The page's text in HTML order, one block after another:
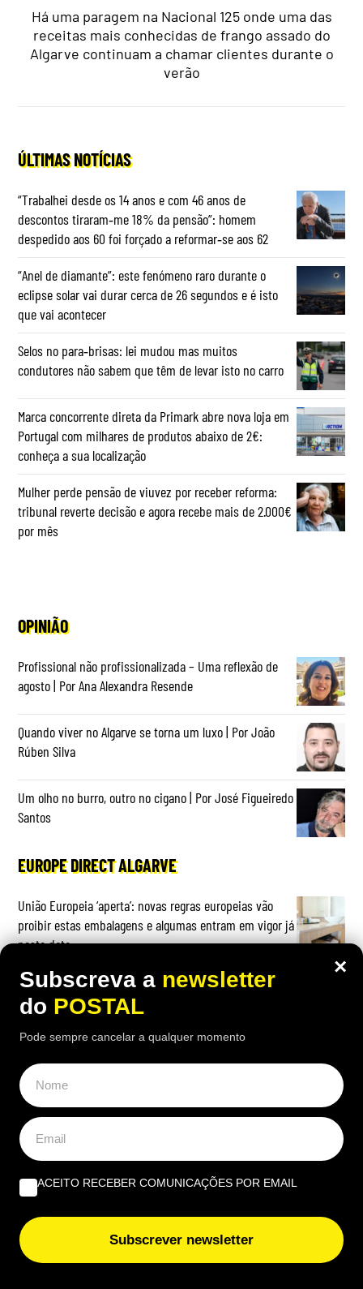
Há uma paragem na Nacional 125 onde uma das
receitas mais conhecidas de frango assado do
Algarve continuam a chamar clientes durante o
verão
ÚLTIMAS NOTÍCIAS
“Trabalhei desde os 14 anos e com 46 anos de
descontos tiraram‑me 18% da pensão”: homem
despedido aos 60 foi forçado a reformar‑se aos 62
“Anel de diamante”: este fenómeno raro durante o
eclipse solar vai durar cerca de 26 segundos e é isto
que vai acontecer
Selos no para‑brisas: lei mudou mas muitos
condutores não sabem que têm de levar isto no carro
Marca concorrente direta da Primark abre nova loja em
Portugal com milhares de produtos abaixo de 2€:
conheça a sua localização
Mulher perde pensão de viuvez por receber reforma:
tribunal reverte decisão e agora recebe mais de 2.000€
por mês
OPINIÃO
Profissional não profissionalizada – Uma reflexão de
agosto | Por Ana Alexandra Resende
Quando viver no Algarve se torna um luxo | Por João
Rúben Silva
Um olho no burro, outro no cigano | Por José Figueiredo
Santos
EUROPE DIRECT ALGARVE
União Europeia ‘aperta’: novas regras europeias vão
proibir estas embalagens e algumas entram em vigor já
nesta data
Cultura e sustentabilidade marcam terceira edição da
Al-Bauhaus Dream Academy
×
Subscreva a newsletter
do POSTAL
Pode sempre cancelar a qualquer momento
ACEITO RECEBER COMUNICAÇÕES POR EMAIL
Subscrever newsletter